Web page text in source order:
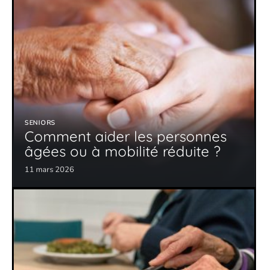
SENIORS
Comment aider les personnes
âgées ou à mobilité réduite ?
11 mars 2026